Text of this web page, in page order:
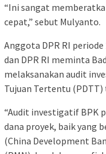
“Ini sangat
cepat,” sebut Mulyanto.
Anggota DPR RI
dan DPR RI meminta
melaksanakan audit
Tujuan Tertentu
“Audit investigatif BPK
dana proyek, baik yang
(China Development